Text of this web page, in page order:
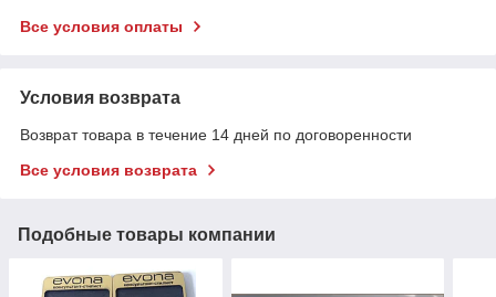
Все условия оплаты
Условия возврата
Возврат товара в течение 14 дней по договоренности
Все условия возврата
Подобные товары компании